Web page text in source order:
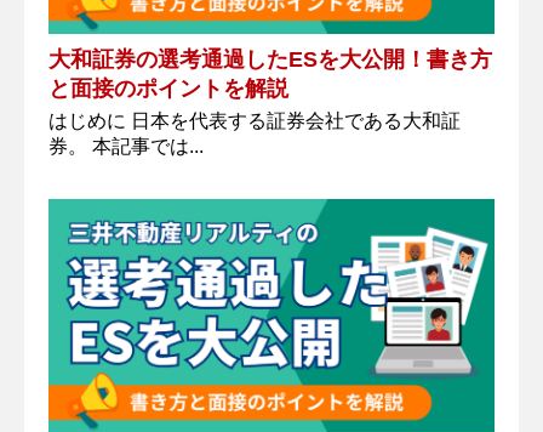
大和証券の選考通過したESを大公開！書き方
と面接のポイントを解説
はじめに 日本を代表する証券会社である大和証
券。 本記事では...